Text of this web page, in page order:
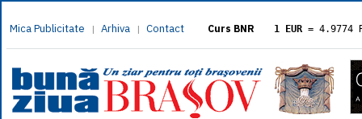
Mica Publicitate | Arhiva | Contact Curs BNR 1 EUR = 4.9774
= 5.8304
1 XAU= 464.4611
1 AED= 1.1933
1 AUD= 2.7957
1 BGN= 2.5449